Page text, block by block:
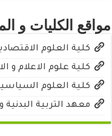
مواقع الكليات و
كلية العلوم
كلية علوم الاعلام و
كلية العلوم
معهد التربية البدنية